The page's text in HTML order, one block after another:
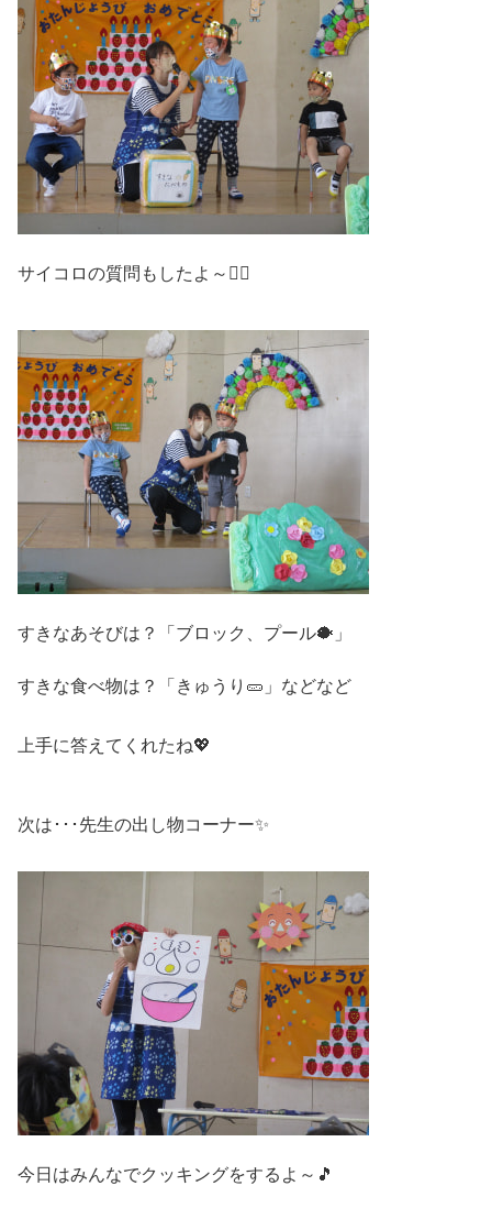
サイコロの質問もしたよ～🙋‍♀️
すきなあそびは？「ブロック、プール🐡」
すきな食べ物は？「きゅうり🥒」などなど
上手に答えてくれたね💖
次は･･･先生の出し物コーナー✨
今日はみんなでクッキングをするよ～🎵